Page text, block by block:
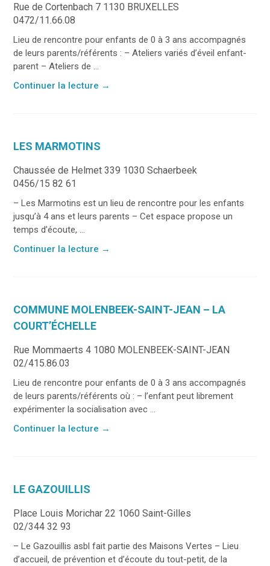
Rue de Cortenbach 7 1130 BRUXELLES
0472/11.66.08
Lieu de rencontre pour enfants de 0 à 3 ans accompagnés
de leurs parents/référents : – Ateliers variés d’éveil enfant-
parent – Ateliers de ...
Continuer la lecture →
LES MARMOTINS
Chaussée de Helmet 339 1030 Schaerbeek
0456/15 82 61
– Les Marmotins est un lieu de rencontre pour les enfants
jusqu’à 4 ans et leurs parents – Cet espace propose un
temps d’écoute, ...
Continuer la lecture →
COMMUNE MOLENBEEK-SAINT-JEAN – LA
COURT’ÉCHELLE
Rue Mommaerts 4 1080 MOLENBEEK-SAINT-JEAN
02/415.86.03
Lieu de rencontre pour enfants de 0 à 3 ans accompagnés
de leurs parents/référents où : – l’enfant peut librement
expérimenter la socialisation avec ...
Continuer la lecture →
LE GAZOUILLIS
Place Louis Morichar 22 1060 Saint-Gilles
02/344 32 93
– Le Gazouillis asbl fait partie des Maisons Vertes – Lieu
d’accueil, de prévention et d’écoute du tout-petit, de la